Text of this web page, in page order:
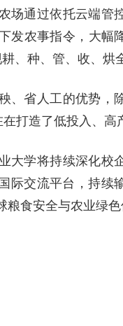
场通过依托云端管
发农事指令，大幅
、种、管、收、烘
、省人工的优势，
打造了低投入、高
大学将持续深化校
际交流平台，持续
食安全与农业绿色